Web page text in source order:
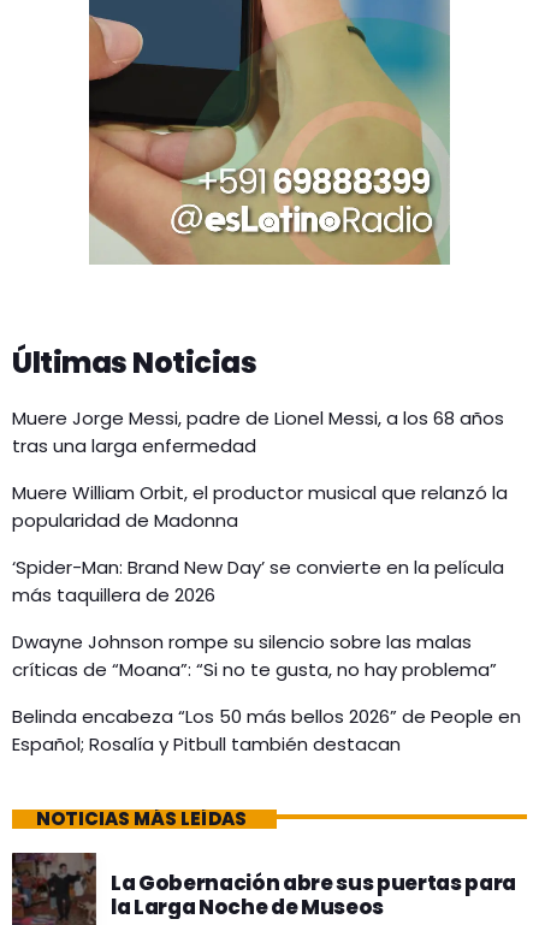
Últimas Noticias
Muere Jorge Messi, padre de Lionel Messi, a los 68 años
tras una larga enfermedad
Muere William Orbit, el productor musical que relanzó la
popularidad de Madonna
‘Spider-Man: Brand New Day’ se convierte en la película
más taquillera de 2026
Dwayne Johnson rompe su silencio sobre las malas
críticas de “Moana”: “Si no te gusta, no hay problema”
Belinda encabeza “Los 50 más bellos 2026” de People en
Español; Rosalía y Pitbull también destacan
NOTICIAS MÁS LEÍDAS
La Gobernación abre sus puertas para
la Larga Noche de Museos